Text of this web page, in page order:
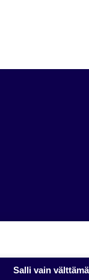
Salli vain